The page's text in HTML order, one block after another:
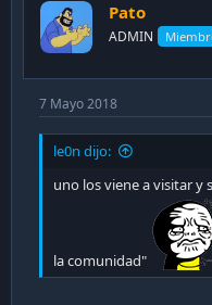
Pato
ADMIN
7 Mayo 2018
le0n dijo:
uno los viene a visitar y
la comunidad"